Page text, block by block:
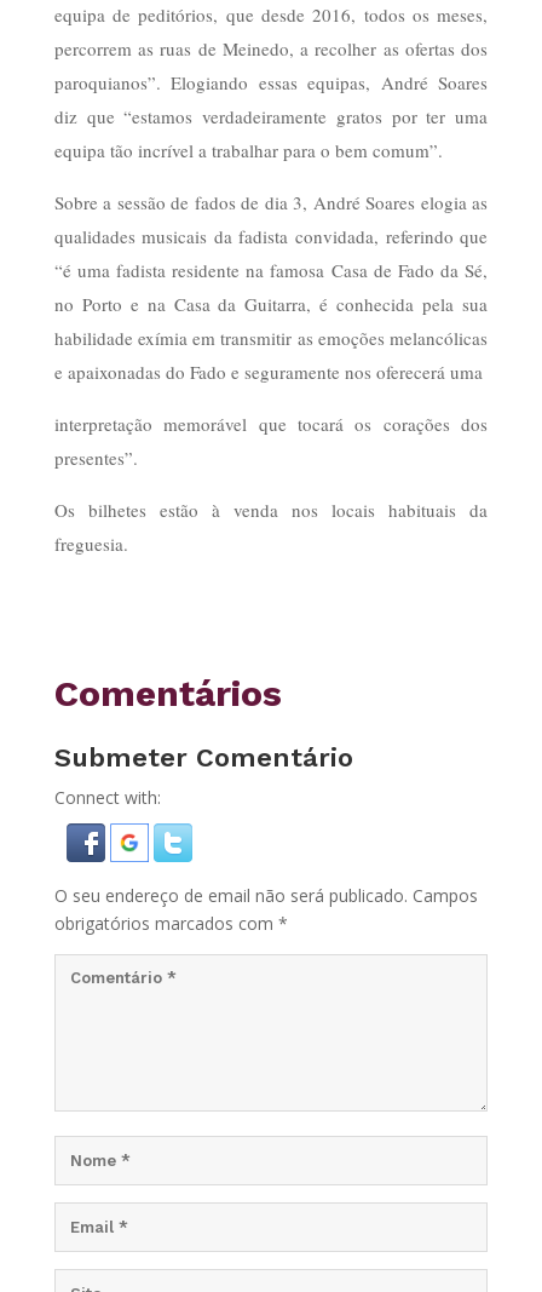
equipa de peditórios, que desde 2016, todos os meses,
percorrem as ruas de Meinedo, a recolher as ofertas dos
paroquianos”. Elogiando essas equipas, André Soares
diz que “estamos verdadeiramente gratos por ter uma
equipa tão incrível a trabalhar para o bem comum”.
Sobre a sessão de fados de dia 3, André Soares elogia as
qualidades musicais da fadista convidada, referindo que
“é uma fadista residente na famosa Casa de Fado da Sé,
no Porto e na Casa da Guitarra, é conhecida pela sua
habilidade exímia em transmitir as emoções melancólicas
e apaixonadas do Fado e seguramente nos oferecerá uma
interpretação memorável que tocará os corações dos
presentes”.
Os bilhetes estão à venda nos locais habituais da
freguesia.
Comentários
Submeter Comentário
Connect with:
O seu endereço de email não será publicado. Campos
obrigatórios marcados com *